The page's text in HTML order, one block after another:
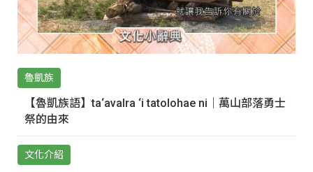
魯凱族
【魯凱族語】ta‘avalra ‘i tatolohae ni｜萬山部落勇士
祭的由來
文化介紹